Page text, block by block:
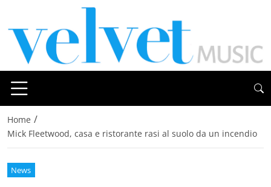
Home /
Mick Fleetwood, casa e ristorante rasi al suolo da un incendio
News